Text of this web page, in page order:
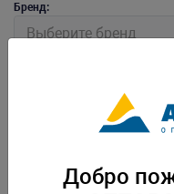
Бренд:
Выберите бренд
Добро